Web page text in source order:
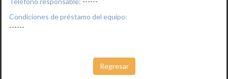
Condiciones de préstamo del equipo:
------